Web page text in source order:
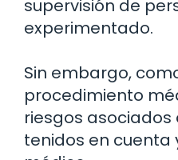
supervisión de
experimentado.
Sin embargo,
procedimiento
riesgos
tenidos en cuenta